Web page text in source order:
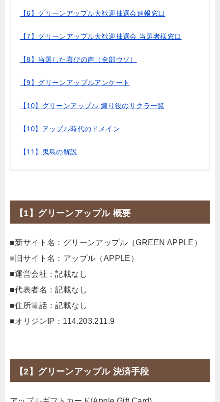
【6】グリーンアップル大歓迎抽選会速報窓口
【7】グリーンアップル大歓迎抽選会 当選者様窓口
【8】当選した喜びの声（全部ウソ）
【9】グリーンアップルアンケート
【10】グリーンアップル 煽り役のサクラ一覧
【10】アップル時代のドメイン
【11】鬼島の解説
【1】グリーンアップル 概要
■新サイト名：グリーンアップル（GREEN APPLE）
■ 旧サイト名：アップル（APPLE）
■運営会社：記載なし
■代表者名：記載なし
■住所電話：記載なし
■オリジンIP：114.203.211.9
【2】グリーンアップル 決済手段